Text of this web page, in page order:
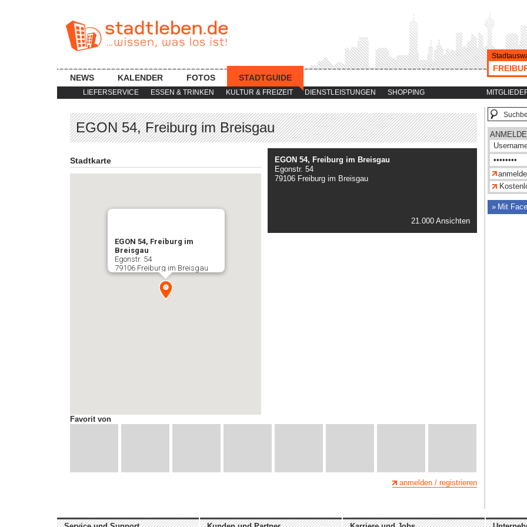
LIEFERSERVICE ESSEN & TRINKEN KULTUR & FREIZEIT DIENSTLEISTUNGEN SHOPPING
NEWS KALENDER FOTOS STADTGUIDE
EGON 54, Freiburg im Breisgau
Stadtkarte
EGON 54, Freiburg im
Breisgau
Egonstr. 54
79106 Freiburg im Breisgau
EGON 54, Freiburg im Breisgau
Egonstr. 54
79106 Freiburg im Breisgau
21.000 Ansichten
Favorit von
anmelden / registrieren
Mit